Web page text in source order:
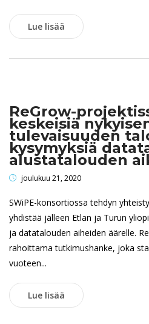
Lue lisää
ReGrow-
keskeisiä
tulevaisuuden
kysymyksiä
alustatalouden
joulukuu 21, 2020
SWiPE-konsortiossa tehdyn
yhdistää jälleen Etlan ja Turun
ja datatalouden aiheiden äärelle.
rahoittama tutkimushanke, joka
vuoteen...
Lue lisää